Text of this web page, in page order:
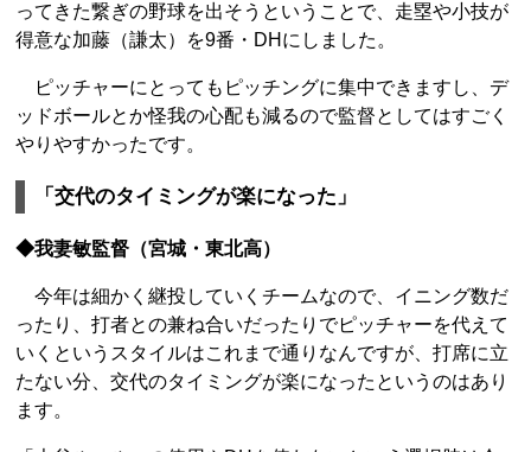
ってきた繋ぎの野球を出そうということで、走塁や小技が
得意な加藤（謙太）を9番・DHにしました。
ピッチャーにとってもピッチングに集中できますし、デ
ッドボールとか怪我の心配も減るので監督としてはすごく
やりやすかったです。
「交代のタイミングが楽になった」
◆我妻敏監督（宮城・東北高）
今年は細かく継投していくチームなので、イニング数だ
ったり、打者との兼ね合いだったりでピッチャーを代えて
いくというスタイルはこれまで通りなんですが、打席に立
たない分、交代のタイミングが楽になったというのはあり
ます。